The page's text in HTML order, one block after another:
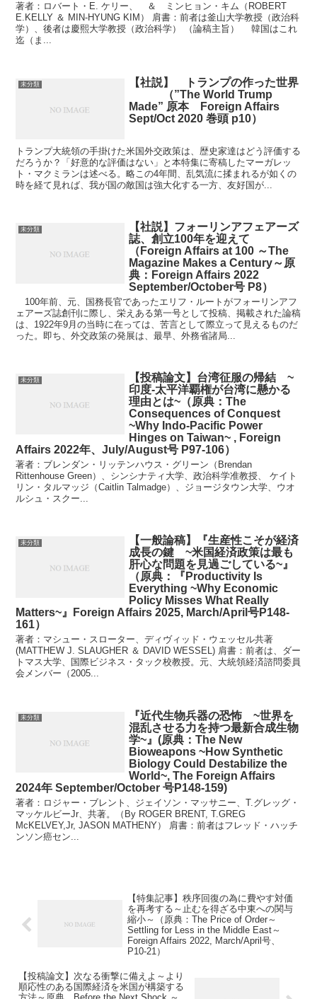
著者：ロバート・E. ケリー、 ＆ ミンヒョン・キム（ROBERT
E.KELLY ＆ MIN-HYUNG KIM） 肩書：前者は釜山大学教授（政治科
学）、後者は慶熙大学教授（政治科学） （論稿主旨） 韓国はこれ
迄（ま...
未分類
【社説】 トランプの作った世界
（”The World Trump
Made” 原本 Foreign Affairs
Sept/Oct 2020 巻頭 p10）
トランプ大統領の手掛けた米国外交政策は、歴史家達はどう評価する
だろうか？「好意的な評価はない」と本特集に寄稿したマーガレッ
ト・マクミランは述べる。略この4年間、乱気流に揉まれるが如くの
時を経て見れば、我が国の敵国は強大化する一方、友好国が...
未分類
【社説】フォーリンアフェアーズ
誌、創立100年を迎えて
（Foreign Affairs at 100 ～The
Magazine Makes a Century～原
典：Foreign Affairs 2022
September/October号 P8）
100年前、元、国務長官であったエリフ・ルートがフォーリンアフ
ェアーズ誌創刊に際し、栄えある第一号として投稿、掲載された論稿
は、1922年9月の当時に在っては、苦言として際立って見えるものだ
った。即ち、外交政策の発展は、最早、外務省諸局...
未分類
【投稿論文】台湾征服の帰結 ~
印度-太平洋覇権が台湾に懸かる
理由とは~（原典：The
Consequences of Conquest
~Why Indo-Pacific Power
Hinges on Taiwan~ , Foreign
Affairs 2022年、July/August号 P97-106）
著者：ブレンダン・リッテンハウス・グリーン（Brendan
Rittenhouse Green）、シンシナティ大学、政治科学准教授、 ケイト
リン・タルマッジ（Caitlin Talmadge）、ジョージタウン大学、ウオ
ルシュ・スクー...
未分類
【一般論稿】『生産性こそが経済
成長の鍵 ~米国経済政策は最も
肝心な問題を見過ごしている~』
（原典：『Productivity Is
Everything ~Why Economic
Policy Misses What Really
Matters~』Foreign Affairs 2025, March/April号P148-
161）
著者：マシュー・スローター、ディヴィッド・ウェッセル共著
(MATTHEW J. SLAUGHER ＆ DAVID WESSEL) 肩書：前者は、ダー
トマス大学、国際ビジネス・タック校教授。元、大統領経済諮問委員
会メンバー（2005...
未分類
『近代生物兵器の恐怖 ~世界を
混乱させる力を持つ最新合成生物
学~』(原典：The New
Bioweapons ~How Synthetic
Biology Could Destabilize the
World~, The Foreign Affairs
2024年 September/October 号P148-159)
著者：ロジャー・ブレント、ジェイソン・マッサニー、T.グレッグ・
マッケルビーJr、共著。（By ROGER BRENT, T.GREG
McKELVEY,Jr, JASON MATHENY） 肩書：前者はフレッド・ハッチ
ンソン癌セン...
【特集記事】秩序回復の為に費やす対価
を再考する～止むを得ざる中東への関与
縮小～（原典：The Price of Order～
Settling for Less in the Middle East～
Foreign Affairs 2022, March/April号、
P10-21）
【投稿論文】次なる衝撃に備えよ～より
順応性のある国際経済を米国が構築する